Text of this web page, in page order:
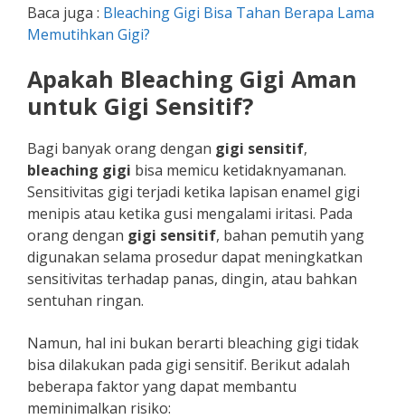
Baca juga : Bleaching Gigi Bisa Tahan Berapa Lama​
Memutihkan Gigi?
Apakah Bleaching Gigi Aman
untuk Gigi Sensitif?
Bagi banyak orang dengan gigi sensitif,
bleaching gigi bisa memicu ketidaknyamanan.
Sensitivitas gigi terjadi ketika lapisan enamel gigi
menipis atau ketika gusi mengalami iritasi. Pada
orang dengan gigi sensitif, bahan pemutih yang
digunakan selama prosedur dapat meningkatkan
sensitivitas terhadap panas, dingin, atau bahkan
sentuhan ringan.
Namun, hal ini bukan berarti bleaching gigi tidak
bisa dilakukan pada gigi sensitif. Berikut adalah
beberapa faktor yang dapat membantu
meminimalkan risiko: